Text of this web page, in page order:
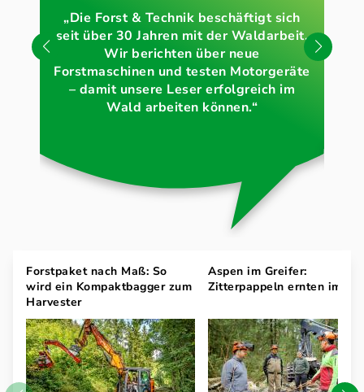
„Die Forst & Technik beschäftigt sich
seit über 30 Jahren mit der Waldarbeit.
Wir berichten über neue
Forstmaschinen und testen Motorgeräte
– damit unsere Leser erfolgreich im
Wald arbeiten können.“
Forstpaket nach Maß: So
wird ein Kompaktbagger zum
Harvester
Aspen im Greifer:
Zitterpappeln ernten im